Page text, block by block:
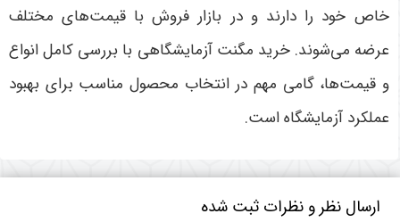
خاص خود را دارند و در بازار فروش با قیمت‌های مختلف
عرضه می‌شوند. خرید مگنت آزمایشگاهی با بررسی کامل انواع
و قیمت‌ها، گامی مهم در انتخاب محصول مناسب برای بهبود
عملکرد آزمایشگاه است.
ارسال نظر و نظرات ثبت شده